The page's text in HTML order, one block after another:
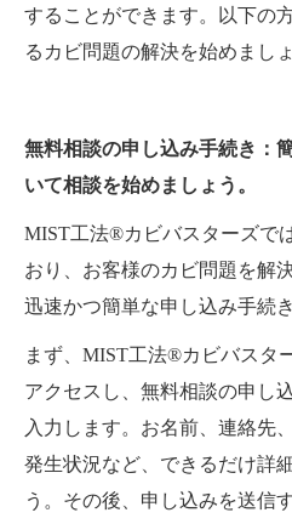
することができます。以下の
るカビ問題の解決を始めましょ
無料相談の申し込み手続き：
いて相談を始めましょう。
MIST工法®カビバスターズで
おり、お客様のカビ問題を解
迅速かつ簡単な申し込み手続
まず、MIST工法®カビバスタ
アクセスし、無料相談の申し
入力します。お名前、連絡先
発生状況など、できるだけ詳
う。その後、申し込みを送信